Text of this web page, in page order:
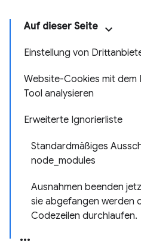
Auf dieser Seite
Einstellung von
Website-Cookies mit dem
Tool analysieren
Erweiterte Ignorierliste
Standardmäßiges
node_modules
Ausnahmen beenden
sie abgefangen werden
Codezeilen durchlaufen.